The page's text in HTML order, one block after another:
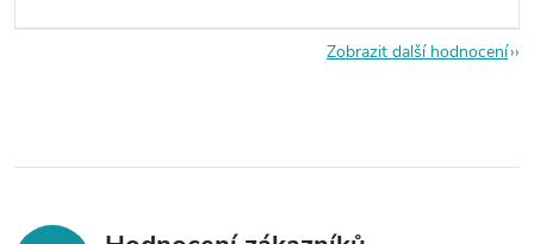
Zobrazit další hodnocení